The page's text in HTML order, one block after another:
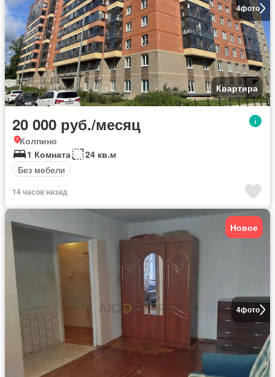
4фото
Квартира
20 000 руб./месяц
Колпино
1 Комната
24 кв.м
Без мебели
14 часов назад
4фото
Новое